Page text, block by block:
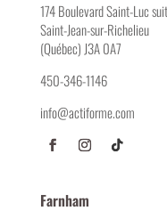
174 Boulevard Saint-Luc
Saint-Jean-sur-Richelieu
(Québec) J3A 0A7
450-346-1146
info@actiforme.com
Farnham